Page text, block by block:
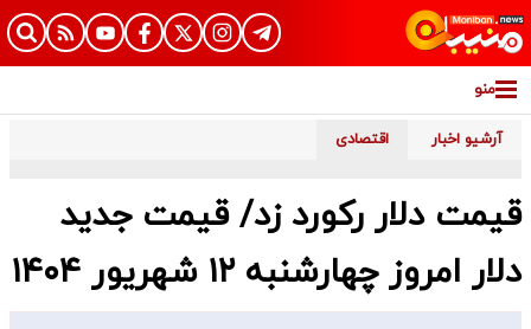
اخبار اقتصادی
دلار رکورد زد/ قیمت جدید
امروز چهارشنبه ۱۲ شهریور ۱۴۰۴